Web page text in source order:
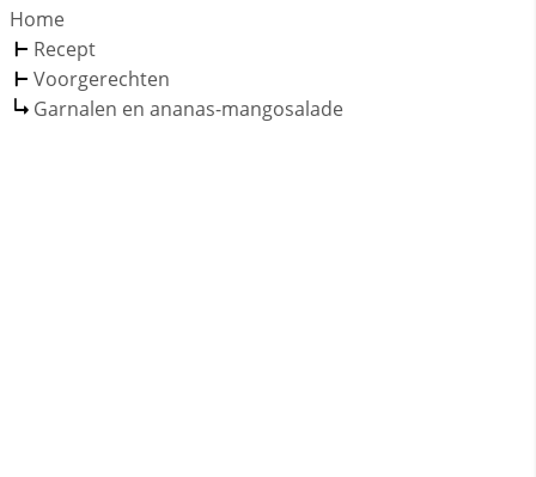
Home
Recept
Voorgerechten
Garnalen en ananas-mangosalade